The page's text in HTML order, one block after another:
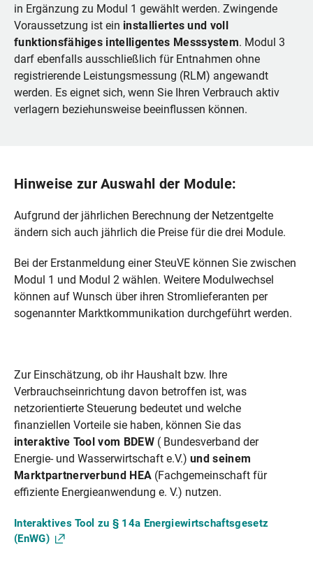
in Ergänzung zu Modul 1 gewählt werden. Zwingende
Voraussetzung ist ein installiertes und voll
funktionsfähiges intelligentes Messsystem. Modul 3
darf ebenfalls ausschließlich für Entnahmen ohne
registrierende Leistungsmessung (RLM) angewandt
werden. Es eignet sich, wenn Sie Ihren Verbrauch aktiv
verlagern beziehunsweise beeinflussen können.
Hinweise zur Auswahl der Module:
Aufgrund der jährlichen Berechnung der Netzentgelte
ändern sich auch jährlich die Preise für die drei Module.
Bei der Erstanmeldung einer SteuVE können Sie zwischen
Modul 1 und Modul 2 wählen. Weitere Modulwechsel
können auf Wunsch über ihren Stromlieferanten per
sogenannter Marktkommunikation durchgeführt werden.
Zur Einschätzung, ob ihr Haushalt bzw. Ihre
Verbrauchseinrichtung davon betroffen ist, was
netzorientierte Steuerung bedeutet und welche
finanziellen Vorteile sie haben, können Sie das
interaktive Tool vom BDEW ( Bundesverband der
Energie- und Wasserwirtschaft e.V.) und seinem
Marktpartnerverbund HEA (Fachgemeinschaft für
effiziente Energieanwendung e. V.) nutzen.
Interaktives Tool zu § 14a Energiewirtschaftsgesetz
(EnWG)